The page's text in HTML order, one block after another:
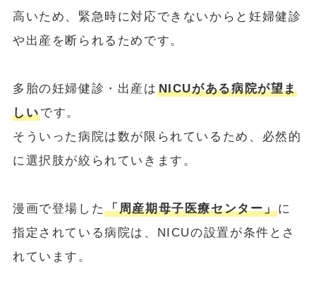
高いため、緊急時に対応できないからと妊婦健診
や出産を断られるためです。
多胎の妊婦健診・出産は NICUがある病院が望ま
しいです。
そういった病院は数が限られているため、必然的
に選択肢が絞られていきます。
漫画で登場した「周産期母子医療センター」に
指定されている病院は、NICUの設置が条件とさ
れています。